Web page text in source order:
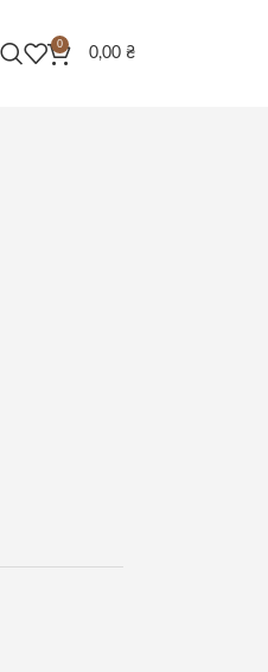
0
0,00 ₴